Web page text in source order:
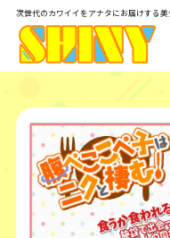
次世代のカワイイをアナタにお届けする